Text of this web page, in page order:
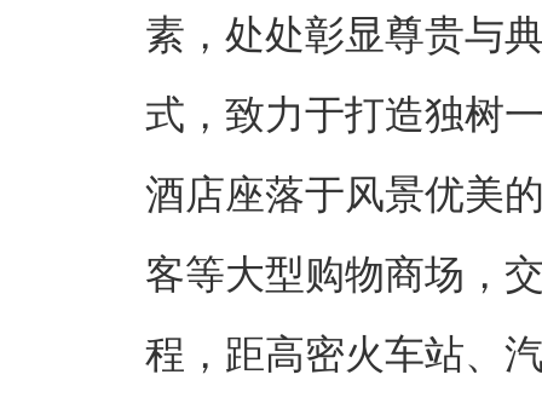
素，处处彰显尊贵与
式，致力于打造独树
酒店座落于风景优美
客等大型购物商场，
程，距高密火车站、